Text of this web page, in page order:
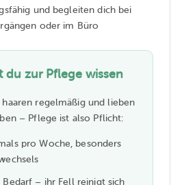
und begleiten dich bei
oder im Büro
du zur Pflege wissen
regelmäßig und lieben
– Pflege ist also Pflicht:
pro Woche, besonders
Bedarf – ihr Fell reinigt sich